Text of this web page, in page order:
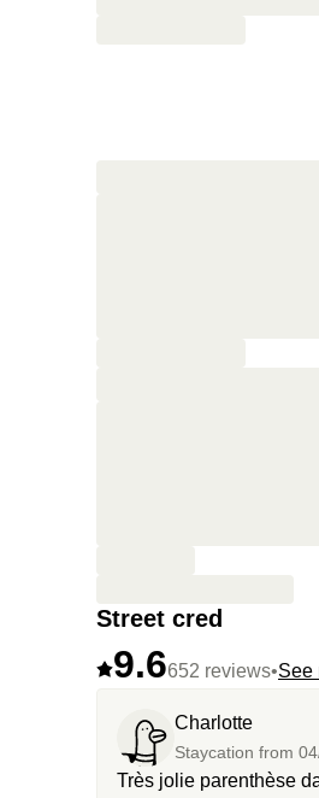
Street cred
9.6652 reviews•See
Charlotte
Staycation from
Très jolie parenthèse